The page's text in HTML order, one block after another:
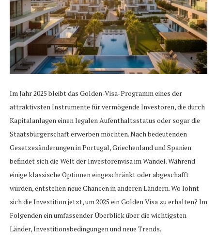
Im Jahr 2025 bleibt das Golden-Visa-Programm eines der
attraktivsten Instrumente für vermögende Investoren, die durch
Kapitalanlagen einen legalen Aufenthaltsstatus oder sogar die
Staatsbürgerschaft erwerben möchten. Nach bedeutenden
Gesetzesänderungen in Portugal, Griechenland und Spanien
befindet sich die Welt der Investorenvisa im Wandel. Während
einige klassische Optionen eingeschränkt oder abgeschafft
wurden, entstehen neue Chancen in anderen Ländern. Wo lohnt
sich die Investition jetzt, um 2025 ein Golden Visa zu erhalten? Im
Folgenden ein umfassender Überblick über die wichtigsten
Länder, Investitionsbedingungen und neue Trends.